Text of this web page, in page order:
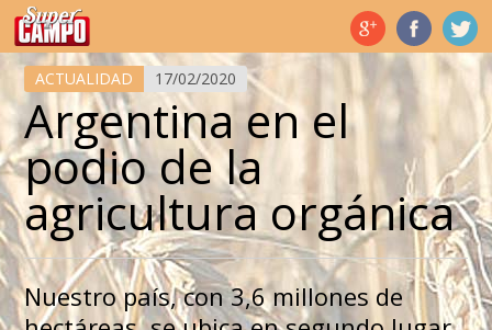
Temas de hoy
ACTUALIDAD 17/02/2020
Argentina en el
podio de la
agricultura orgánica
Nuestro país, con 3,6 millones de